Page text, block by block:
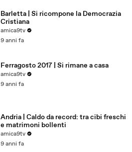
Barletta | Si ricompone la Democrazia
Cristiana
amica9tv
9 anni fa
Ferragosto 2017 | Si rimane a casa
amica9tv
9 anni fa
Andria | Caldo da record: tra cibi freschi
e matrimoni bollenti
amica9tv
9 anni fa